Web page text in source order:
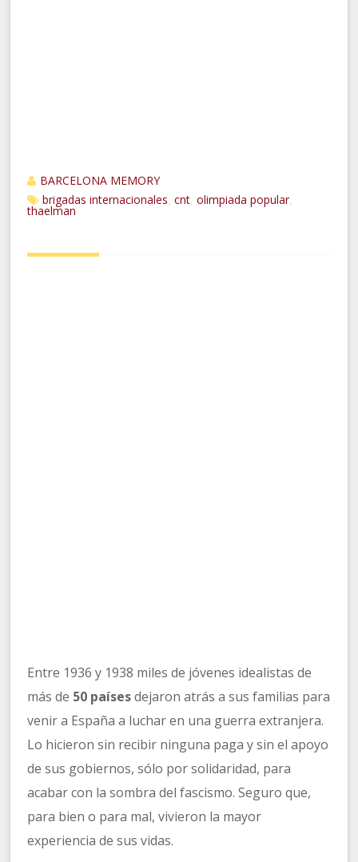
BARCELONA MEMORY
brigadas internacionales
,cnt ,olimpiada popular,
thaelman
Entre 1936 y 1938 miles de jóvenes idealistas de
más de 50 paísesdejaron atrás a sus familias para
venir a España a luchar en una guerra extranjera.
Lo hicieron sin recibir ninguna paga y sin el apoyo
de sus gobiernos, sólo por solidaridad, para
acabar con la sombra del fascismo. Seguro que,
para bien o para mal, vivieron la mayor
experiencia de sus vidas.